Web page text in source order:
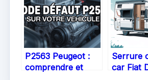
P2563 Peugeot :
comprendre et
Serrure
car Fiat